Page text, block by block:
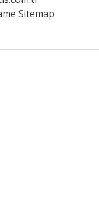
Sitemap